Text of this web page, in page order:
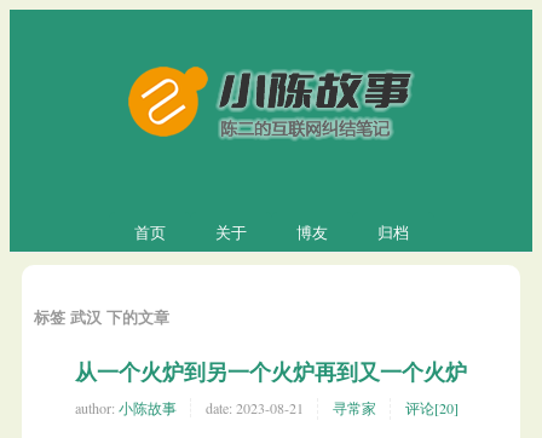
首页 关于 博友 归档
标签 武汉 下的文章
从一个火炉到另一个火炉再到又一个火炉
author: 小陈故事 date: 2023-08-21 寻常家 评论[20]